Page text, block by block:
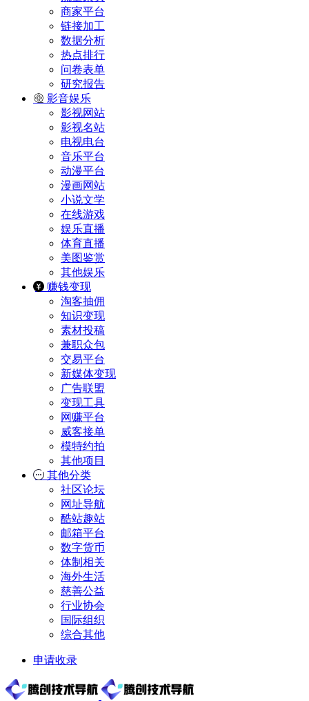
商家平台
链接加工
数据分析
热点排行
问卷表单
研究报告
影音娱乐
影视网站
影视名站
电视电台
音乐平台
动漫平台
漫画网站
小说文学
在线游戏
娱乐直播
体育直播
美图鉴赏
其他娱乐
赚钱变现
淘客抽佣
知识变现
素材投稿
兼职众包
交易平台
新媒体变现
广告联盟
变现工具
网赚平台
威客接单
模特约拍
其他项目
其他分类
社区论坛
网址导航
酷站趣站
邮箱平台
数字货币
体制相关
海外生活
慈善公益
行业协会
国际组织
综合其他
申请收录